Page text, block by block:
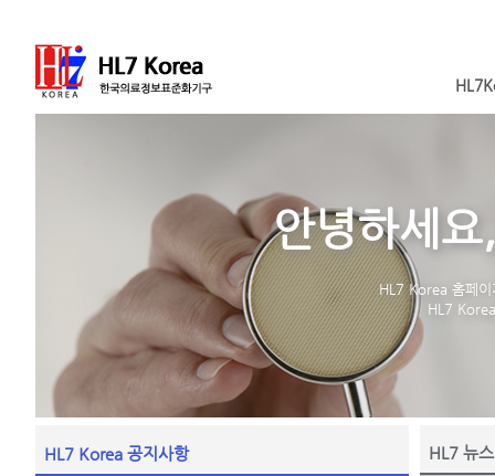
안녕하세
HL7 Korea 홈페이
HL7
HL7 Korea 공지사항 HL7 뉴